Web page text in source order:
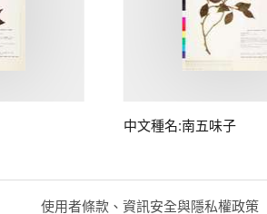
中文種名:南五味子
使用者條款、資訊安全與隱私權政策